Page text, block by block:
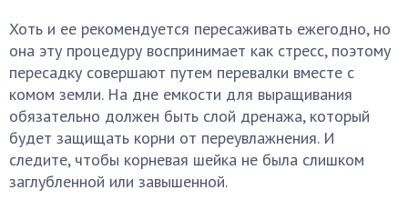
Хоть и ее рекомендуется пересаживать ежегодно, но
она эту процедуру воспринимает как стресс, поэтому
пересадку совершают путем перевалки вместе с
комом земли. На дне емкости для выращивания
обязательно должен быть слой дренажа, который
будет защищать корни от переувлажнения. И
следите, чтобы корневая шейка не была слишком
заглубленной или завышенной.